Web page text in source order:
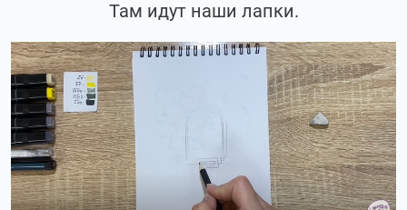
Там идут наши лапки.